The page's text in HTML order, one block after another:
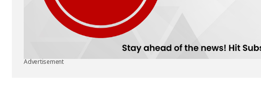
Advertisement